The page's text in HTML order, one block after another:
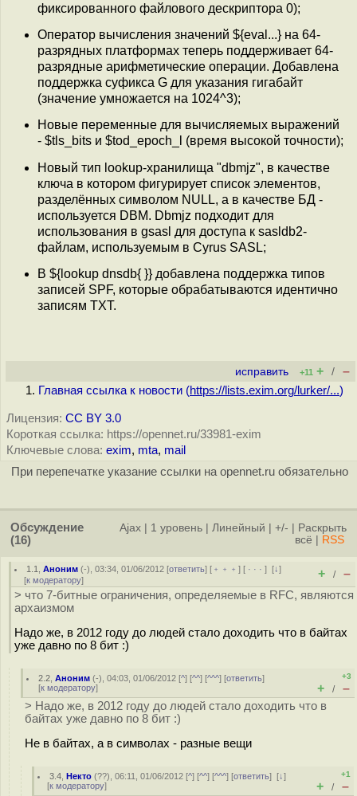
фиксированного файлового дескриптора 0);
Оператор вычисления значений ${eval...} на 64-
разрядных платформах теперь поддерживает 64-
разрядные арифметические операции. Добавлена
поддержка суфикса G для указания гигабайт
(значение умножается на 1024^3);
Новые переменные для вычисляемых выражений
- $tls_bits и $tod_epoch_l (время высокой точности);
Новый тип lookup-хранилища "dbmjz", в качестве
ключа в котором фигурирует список элементов,
разделённых символом NULL, а в качестве БД -
используется DBM. Dbmjz подходит для
использования в gsasl для доступа к sasldb2-
файлам, используемым в Cyrus SASL;
В ${lookup dnsdb{ }} добавлена поддержка типов
записей SPF, которые обрабатываются идентично
записям TXT.
исправить +11 + / –
Главная ссылка к новости (https://lists.exim.org/lurker/...)
Лицензия: CC BY 3.0
Короткая ссылка: https://opennet.ru/33981-exim
Ключевые слова: exim, mta, mail
При перепечатке указание ссылки на opennet.ru обязательно
Обсуждение
(16)
Ajax 1 уровень Линейный +/-
Раскрыть
всё
RSS
1.1 ,Аноним (-), 03:34, 01/06/2012 [ответить] [ ﹢﹢﹢] [ · · ·][↓]
[к модератору] + / –
> что 7-битные ограничения, определяемые в RFC, являются
архаизмом
Надо же, в 2012 году до людей стало доходить что в байтах
уже давно по 8 бит :)
2.2 ,Аноним (-), 04:03, 01/06/2012 [^] [^^] [^^^] [ответить]
[к модератору]
+3
+ / –
> Надо же, в 2012 году до людей стало доходить что в
байтах уже давно по 8 бит :)
Не в байтах, а в символах - разные вещи
3.4 ,Некто (??), 06:11, 01/06/2012 [^] [^^] [^^^] [ответить][↓]
[к модератору]
+1
+ / –